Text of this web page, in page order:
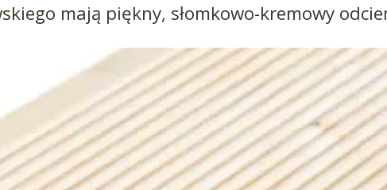
mają piękny, słomkowo-kremowy